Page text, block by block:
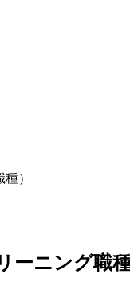
）
ーニング職種